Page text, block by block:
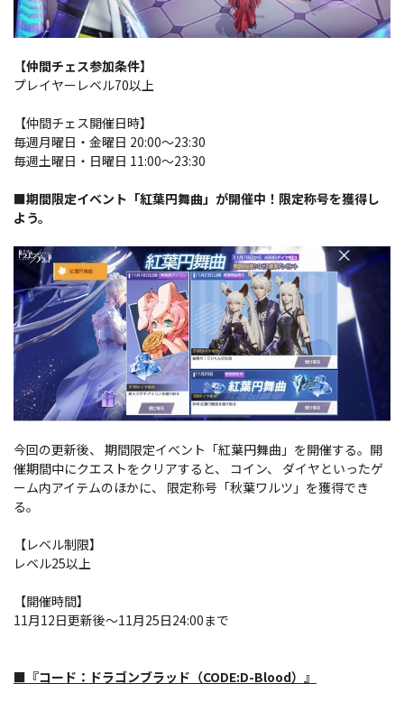
【仲間チェス参加条件】
プレイヤーレベル70以上
【仲間チェス開催日時】
毎週月曜日・金曜日 20:00～23:30
毎週土曜日・日曜日 11:00～23:30
■期間限定イベント「紅葉円舞曲」が開催中！限定称号を獲得し
よう。
今回の更新後、 期間限定イベント「紅葉円舞曲」を開催する。開
催期間中にクエストをクリアすると、 コイン、 ダイヤといったゲ
ーム内アイテムのほかに、 限定称号「秋葉ワルツ」を獲得でき
る。
【レベル制限】
レベル25以上
【開催時間】
11月12日更新後～11月25日24:00まで
■​『コード：ドラゴンブラッド（CODE:D-Blood）』